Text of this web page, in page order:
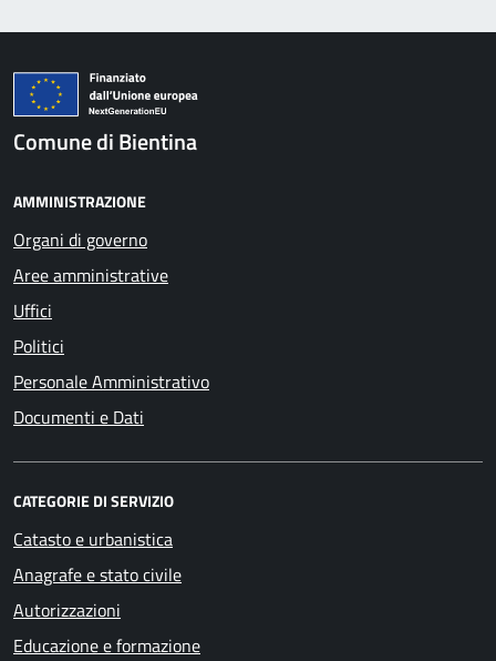
Comune di Bientina
AMMINISTRAZIONE
Organi di governo
Aree amministrative
Uffici
Politici
Personale Amministrativo
Documenti e Dati
CATEGORIE DI SERVIZIO
Catasto e urbanistica
Anagrafe e stato civile
Autorizzazioni
Educazione e formazione